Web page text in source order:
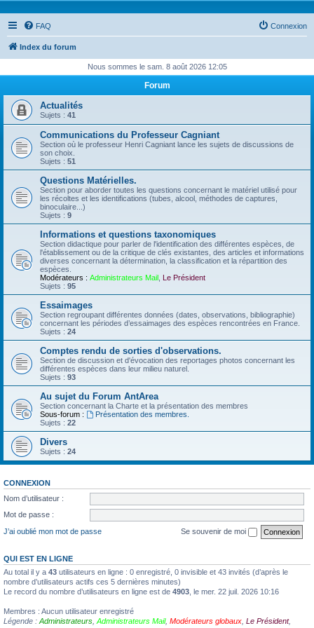
FAQ Connexion
Index du forum
Nous sommes le sam. 8 août 2026 12:05
Forum
Actualités
Sujets : 41
Communications du Professeur Cagniant
Section où le professeur Henri Cagniant lance les sujets de discussions de
son choix.
Sujets : 51
Questions Matérielles.
Section pour aborder toutes les questions concernant le matériel utilisé pour
les récoltes et les identifications (tubes, alcool, méthodes de captures,
binoculaire...)
Sujets : 9
Informations et questions taxonomiques
Section didactique pour parler de l'identification des différentes espèces, de
l'établissement ou de la critique de clés existantes, des articles et informations
diverses concernant la détermination, la classification et la répartition des
espèces.
Modérateurs : Administrateurs Mail Le Président
Sujets : 95
Essaimages
Section regroupant différentes données (dates, observations, bibliographie)
concernant les périodes d’essaimages des espèces rencontrées en France.
Sujets : 24
Comptes rendu de sorties d'observations.
Section de discussion et d'évocation des reportages photos concernant les
différentes espèces dans leur milieu naturel.
Sujets : 93
Au sujet du Forum AntArea
Section concernant la Charte et la présentation des membres
Sous-forum :
Présentation des membres.
Sujets : 22
Divers
Sujets : 24
CONNEXION
Nom d’utilisateur :
Mot de passe :
J’ai oublié mon mot de passe
Se souvenir de moi
QUI EST EN LIGNE
Au total il y a 43 utilisateurs en ligne : 0 enregistré, 0 invisible et 43 invités (d’après le
nombre d’utilisateurs actifs ces 5 dernières minutes)
Le record du nombre d’utilisateurs en ligne est de 4903 , le mer. 22 juil. 2026 10:16
Membres : Aucun utilisateur enregistré
Légende : Administrateurs Administrateurs Mail, Modérateurs globaux Le Président,